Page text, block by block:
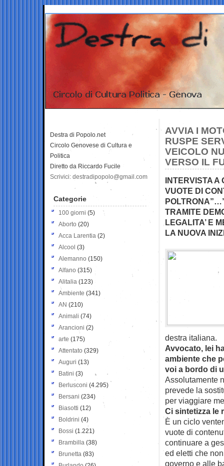
AVVIA I
RUSPE
VEICOLO
VERSO IL
INTERVISTA A
VUOTE DI
TRAMITE
LEGALITA’ E
LA NUOVA
destra italiana.
Avvocato, lei
ambiente che
voi a bordo di
Assolutamente
prevede la
per viaggiare
Ci sintetizza le
È un ciclo
vuote di
continuare a
ed eletti che
governo e alle
Destra di Popolo.net
Circolo Genovese di Cultura e
Politica
Diretto da Riccardo Fucile
Scrivici: destradipopolo@gmail.com
Categorie
100 giorni (5)
Aborto (20)
Acca Larentia (2)
Alcool (3)
Alemanno (150)
Alfano (315)
Alitalia (123)
Ambiente (341)
AN (210)
Animali (74)
Arancioni (2)
arte (175)
Attentato (329)
Auguri (13)
Batini (3)
Berlusconi (4.295)
Bersani (234)
Biasotti (12)
Boldrini (4)
Bossi (1.221)
Brambilla (38)
Brunetta (83)